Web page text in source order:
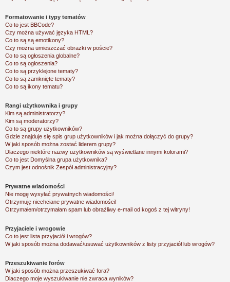
Formatowanie i typy tematów
Co to jest BBCode?
Czy można używać języka HTML?
Co to są są emotikony?
Czy można umieszczać obrazki w poście?
Co to są ogłoszenia globalne?
Co to są ogłoszenia?
Co to są przyklejone tematy?
Co to są zamknięte tematy?
Co to są ikony tematu?
Rangi użytkownika i grupy
Kim są administratorzy?
Kim są moderatorzy?
Co to są grupy użytkowników?
Gdzie znajduje się spis grup użytkowników i jak można dołączyć do grupy?
W jaki sposób można zostać liderem grupy?
Dlaczego niektóre nazwy użytkowników są wyświetlane innymi kolorami?
Co to jest Domyślna grupa użytkownika?
Czym jest odnośnik Zespół administracyjny?
Prywatne wiadomości
Nie mogę wysyłać prywatnych wiadomości!
Otrzymuję niechciane prywatne wiadomości!
Otrzymałem/otrzymałam spam lub obraźliwy e-mail od kogoś z tej witryny!
Przyjaciele i wrogowie
Co to jest lista przyjaciół i wrogów?
W jaki sposób można dodawać/usuwać użytkowników z listy przyjaciół lub wrogów?
Przeszukiwanie forów
W jaki sposób można przeszukiwać fora?
Dlaczego moje wyszukiwanie nie zwraca wyników?